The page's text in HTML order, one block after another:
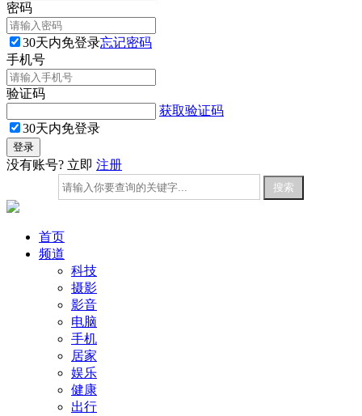
密码
30天内免登录忘记密码
手机号
验证码
获取验证码
30天内免登录
没有账号? 立即 注册
首页
频道
科技
摄影
影音
电脑
手机
居家
娱乐
健康
出行